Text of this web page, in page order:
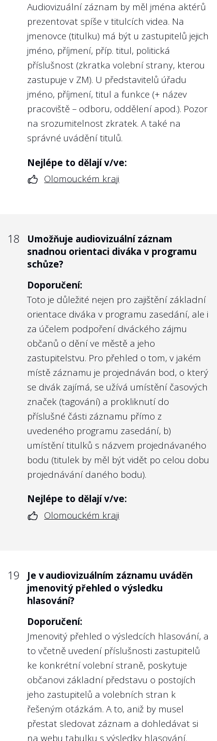
Audiovizuální záznam by měl jména aktérů
prezentovat spíše v titulcích videa. Na
jmenovce (titulku) má být u zastupitelů jejich
jméno, příjmení, příp. titul, politická
příslušnost (zkratka volební strany, kterou
zastupuje v ZM). U představitelů úřadu
jméno, příjmení, titul a funkce (+ název
pracoviště – odboru, oddělení apod.). Pozor
na srozumitelnost zkratek. A také na
správné uvádění titulů.
Nejlépe to dělají v/ve:
Olomouckém kraji
18
Umožňuje audiovizuální záznam
snadnou orientaci diváka v programu
schůze?
Doporučení:
Toto je důležité nejen pro zajištění základní
orientace diváka v programu zasedání, ale i
za účelem podpoření diváckého zájmu
občanů o dění ve městě a jeho
zastupitelstvu. Pro přehled o tom, v jakém
místě záznamu je projednáván bod, o který
se divák zajímá, se užívá umístění časových
značek (tagování) a prokliknutí do
příslušné části záznamu přímo z
uvedeného programu zasedání, b)
umístění titulků s názvem projednávaného
bodu (titulek by měl být vidět po celou dobu
projednávání daného bodu).
Nejlépe to dělají v/ve:
Olomouckém kraji
19
Je v audiovizuálním záznamu uváděn
jmenovitý přehled o výsledku
hlasování?
Doporučení:
Jmenovitý přehled o výsledcích hlasování, a
to včetně uvedení příslušnosti zastupitelů
ke konkrétní volební straně, poskytuje
občanovi základní představu o postojích
jeho zastupitelů a volebních stran k
řešeným otázkám. A to, aniž by musel
přestat sledovat záznam a dohledávat si
na webu tabulku s výsledky hlasování.